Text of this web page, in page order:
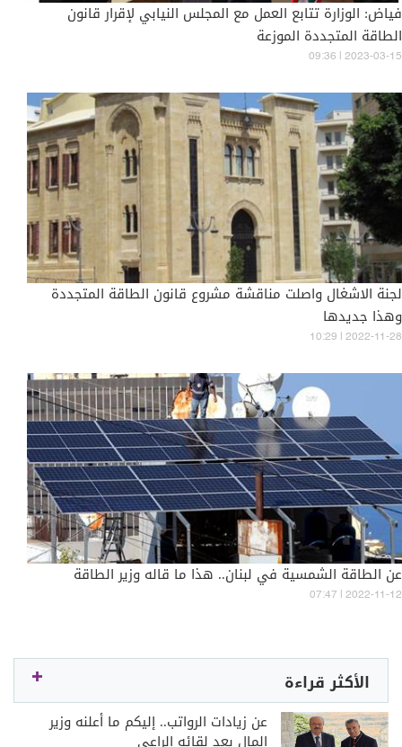
فياض: الوزارة تتابع العمل مع المجلس النيابي لإقرار قانون
الطاقة المتجددة الموزعة
09:36 | 2023-03-15
لجنة الاشغال واصلت مناقشة مشروع قانون الطاقة المتجددة
وهذا جديدها
10:29 | 2022-11-28
عن الطاقة الشمسية في لبنان.. هذا ما قاله وزير الطاقة
07:47 | 2022-11-12
الأكثر قراءة
عن زيادات الرواتب.. إليكم ما أعلنه وزير
المال بعد لقائه الراعي